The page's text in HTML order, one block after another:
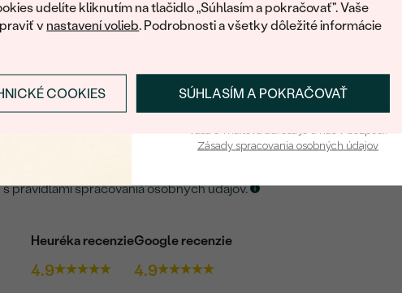
udelíte kliknutím na tlačidlo „Súhlasím a pokračovať". Vaše
v nastavení volieb. Podrobnosti a všetky dôležité informácie
SÚHLASÍM A POKRAČOVAŤ
COOKIES
Heuréka recenzie
4.9
Google recenzie
4.9
šperku, nechajte nám svoj e-mail.
ZASLAŤ UPOZORNENIE NA TENTO
spravidlami spracovania osobných údajov.
Prihlásiť sa a získať zľavu
Zásady spracovania osobných údajov